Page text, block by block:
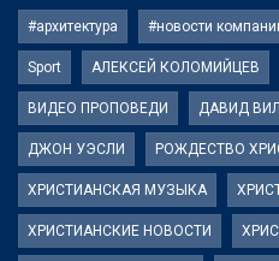
#архитектура #новости
Sport АЛЕКСЕЙ КОЛОМИЙЦЕВ
ВИДЕО ПРОПОВЕДИ ДАВИД
ДЖОН УЭСЛИ РОЖДЕСТВО
ХРИСТИАНСКАЯ МУЗЫКА
ХРИСТИАНСКИЕ НОВОСТИ